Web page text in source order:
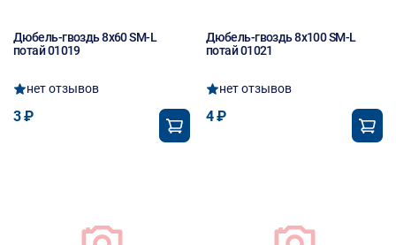
Дюбель-гвоздь 8х60 SM-L
потай 01019
нет отзывов
3 ₽
Дюбель-гвоздь 8х100 SM-L
потай 01021
нет отзывов
4 ₽